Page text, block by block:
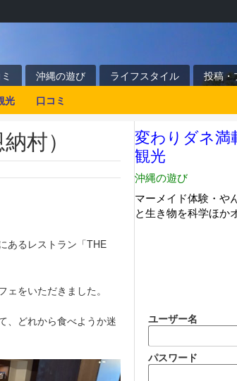
沖縄の遊び ライフスタイル 投稿・
光 口コミ
村）
あるレストラン「THE
をいただきました。
、どれから食べようか迷
ユーザー名
パスワード